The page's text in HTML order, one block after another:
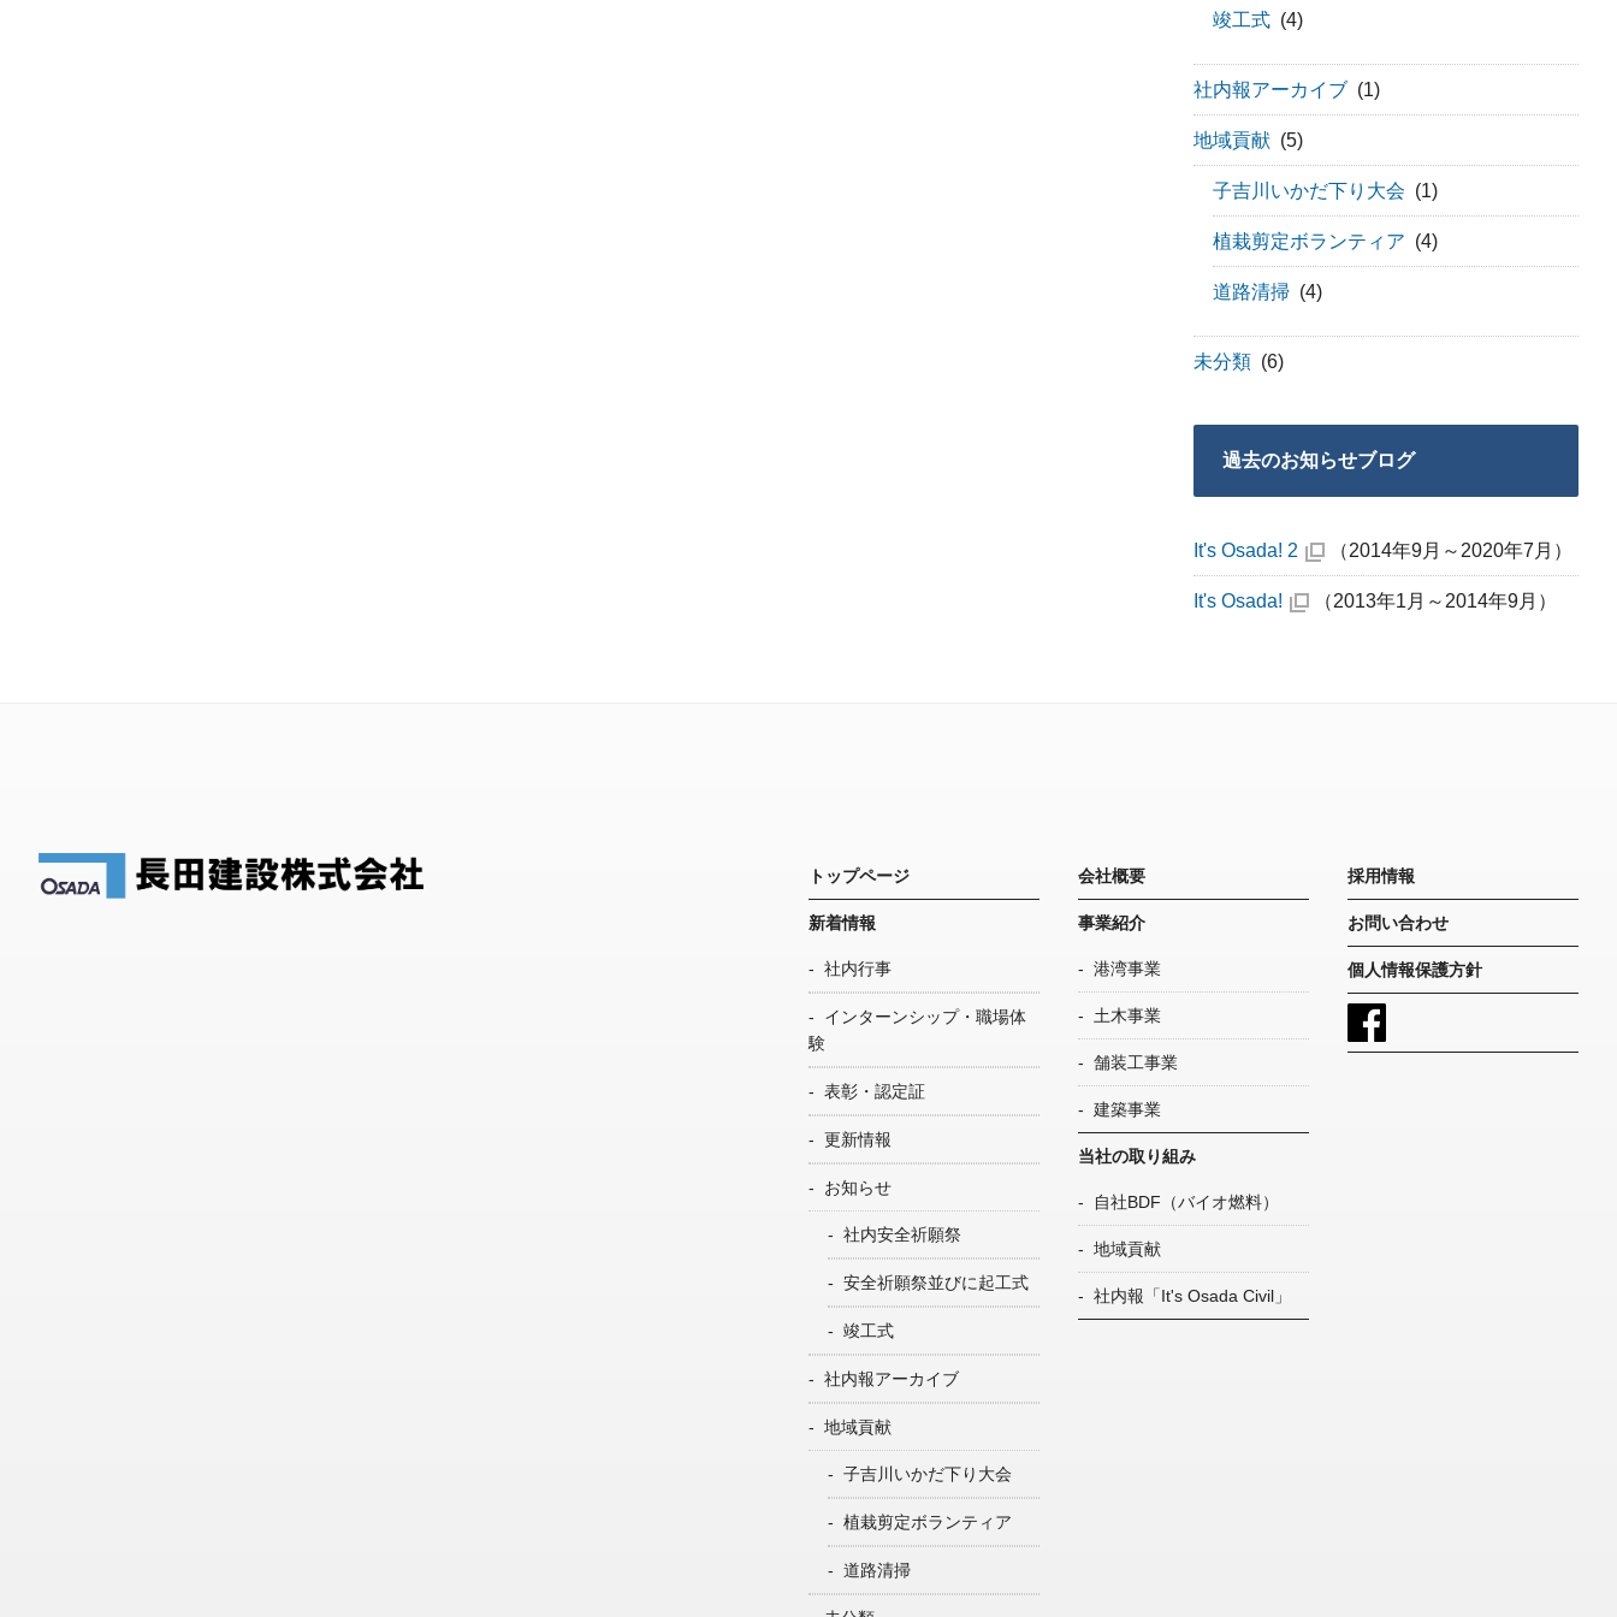
竣工式 (4)
社内報アーカイブ (1)
地域貢献 (5)
子吉川いかだ下り大会 (1)
植栽剪定ボランティア (4)
道路清掃 (4)
未分類 (6)
過去のお知らせブログ
It's Osada! 2 （2014年9月～2020年7月）
It's Osada! （2013年1月～2014年9月）
トップページ
新着情報
社内行事
インターンシップ・職場体
験
表彰・認定証
更新情報
お知らせ
社内安全祈願祭
安全祈願祭並びに起工式
竣工式
社内報アーカイブ
地域貢献
子吉川いかだ下り大会
植栽剪定ボランティア
道路清掃
会社概要
事業紹介
港湾事業
土木事業
舗装工事業
建築事業
当社の取り組み
自社BDF（バイオ燃料）
地域貢献
社内報「It's Osada Civil」
採用情報
お問い合わせ
個人情報保護方針